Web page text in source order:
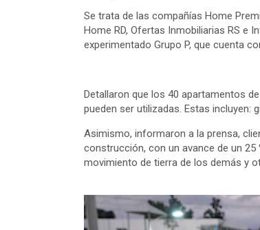
Se trata de las compañías Home
Home RD, Ofertas Inmobiliarias RS e
experimentado Grupo P, que cuenta
Detallaron que los 40 apartamentos
pueden ser utilizadas. Estas incluyen:
Asimismo, informaron a la prensa,
construcción, con un avance de un
movimiento de tierra de los demás y